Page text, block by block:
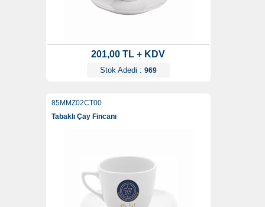
201,00 TL + KDV
Stok Adedi : 969
85MMZ02CT00
Tabaklı Çay Fincanı